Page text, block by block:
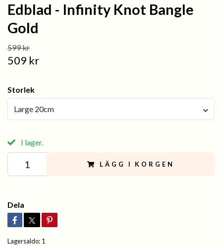
Edblad - Infinity Knot Bangle
Gold
599 kr
509 kr
Storlek
Large 20cm
I lager.
LÄGG I KORGEN
Dela
Lagersaldo: 1